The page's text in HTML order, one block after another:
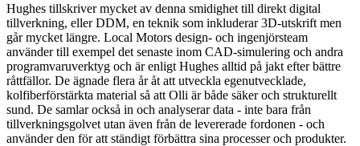
Hughes tillskriver mycket av denna smidighet till direkt digital
tillverkning, eller DDM, en teknik som inkluderar 3D-utskrift men
går mycket längre. Local Motors design- och ingenjörsteam
använder till exempel det senaste inom CAD-simulering och andra
programvaruverktyg och är enligt Hughes alltid på jakt efter bättre
råttfällor. De ägnade flera år åt att utveckla egenutvecklade,
kolfiberförstärkta material så att Olli är både säker och strukturellt
sund. De samlar också in och analyserar data - inte bara från
tillverkningsgolvet utan även från de levererade fordonen - och
använder den för att ständigt förbättra sina processer och produkter.